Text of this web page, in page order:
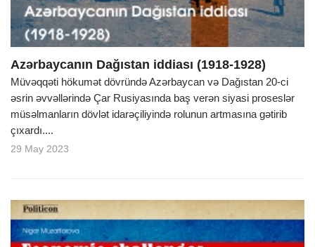
Azərbaycanın Dağıstan iddiası (1918-1928)
Müvəqqəti hökumət dövründə Azərbaycan və Dağıstan 20-ci
əsrin əvvəllərində Çar Rusiyasında baş verən siyasi proseslər
müsəlmanların dövlət idarəçiliyində rolunun artmasına gətirib
çıxardı....
29 May 2023